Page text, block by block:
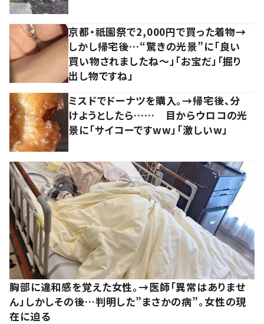
京都・祇園祭で2,000円で買った着物→
しかし帰宅後…“驚きの光景”に「良い
買い物されましたね～」「お宝だ」「掘り
出し物ですね」
ミスドでドーナツを購入。→帰宅後、分
けようとしたら…… 目からウロコの光
景に「サイコーですww」「激しいw」
胸部に違和感を覚えた女性。→医師「異常はありませ
ん」しかしその後…判明した”まさかの病”。女性の現
在に迫る